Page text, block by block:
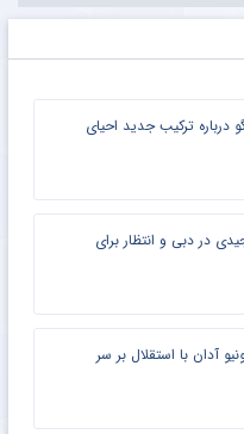
درباره ترکیب جدید احیای
در دبی و انتظار برای
آدان با استقلال بر سر